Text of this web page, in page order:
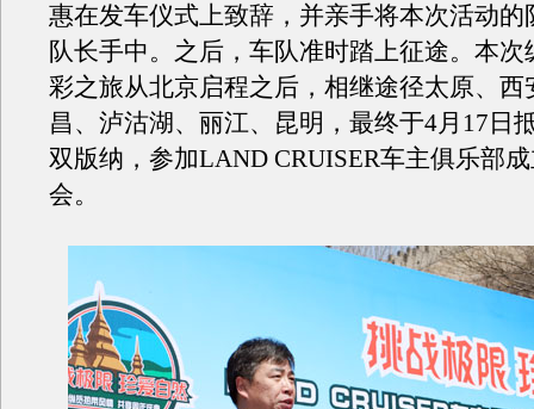
惠在发车仪式上致辞，并亲手将本次活动的
队长手中。之后，车队准时踏上征途。本次
彩之旅从北京启程之后，相继途径太原、西
昌、泸沽湖、丽江、昆明，最终于4月17日
双版纳，参加LAND CRUISER车主俱乐部
会。